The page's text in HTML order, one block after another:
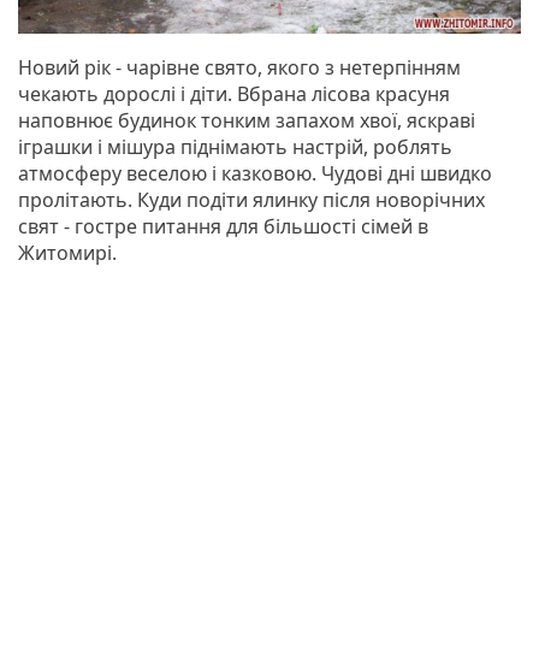
Новий рік - чарівне свято, якого з нетерпінням
чекають дорослі і діти. Вбрана лісова красуня
наповнює будинок тонким запахом хвої, яскраві
іграшки і мішура піднімають настрій, роблять
атмосферу веселою і казковою. Чудові дні швидко
пролітають. Куди подіти ялинку після новорічних
свят - гостре питання для більшості сімей в
Житомирі.